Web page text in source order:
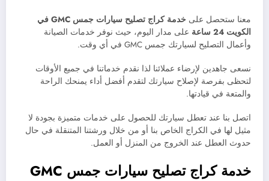
معنا ستحصل على خدمةكراج تصليح سيارات جمس GMC في
الكويت 24 ساعة
على مدار اليوم، حيث نوفر خدمات الصيانة
وأعمال التصليح لسيارتك جمس GMC في أي وقت.
نسعى جاهدين لإرضاء عملائنا لذا نقدم خدماتنا في جميع الأوقات
لتحظى بفرصة لإصلاح سيارتك لتقدم أفضل أداء يمنحك الراحة
والمتعة في قيادتها.
اتصل بنا عند تعطل سيارتك للحصول على خدمات متميزة بجودة لا
مثيل لها في الكراج الخاص بنا أو من خلال ورشتنا المتنقلة في حال
حدوث العطل عند الخروج من المنزل أو العمل.
خدمة كراج تصليح سيارات جمس GMC